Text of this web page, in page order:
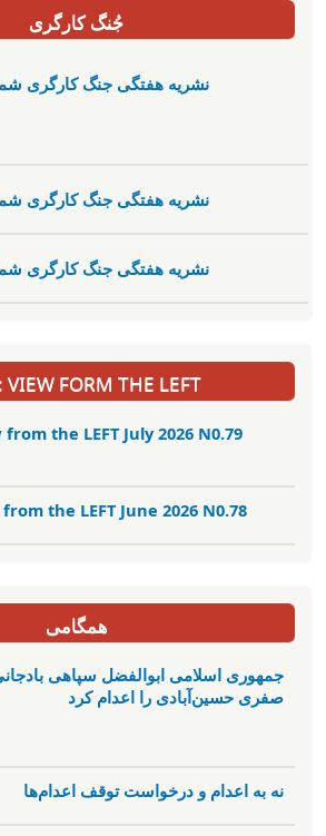
جُنگ کارگری
نشریە هفتگی جنگ کارگری شمارە
نشریە هفتگی جنگ کارگری شمارە
نشریە هفتگی جنگ کارگری شمارە
VIEW FORM THE LEFT
from the LEFT July 2026 N0.79
from the LEFT June 2026 N0.78
همگامی
جمهوری اسلامی ابوالفضل سپاهی بادجانی
صفری حسین‌آبادی را اعدام کرد
نه به اعدام و درخواست توقف اعدام‌ها